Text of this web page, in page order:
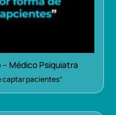
Médico Psiquiatra
captar pacientes”